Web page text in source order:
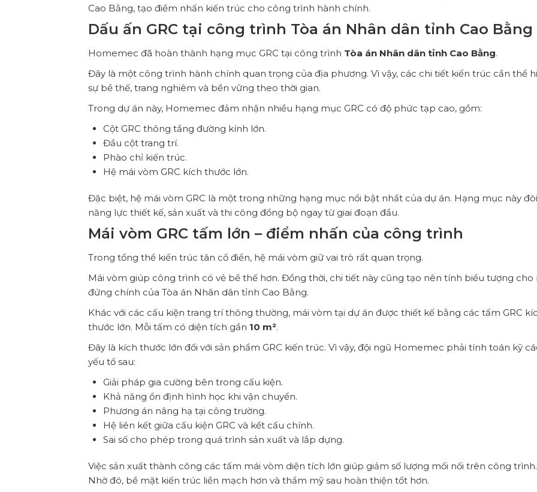
Cao Bằng, tạo điểm nhấn kiến trúc cho công trình hành chính.
Dấu ấn GRC tại công trình Tòa án Nhân dân tỉnh Cao Bằng
Homemec đã hoàn thành hạng mục GRC tại công trình Tòa án Nhân dân tỉnh Cao Bằng.
Đây là một công trình hành chính quan trọng của địa phương. Vì vậy, các chi tiết kiến trúc cần thể
sự bề thế, trang nghiêm và bền vững theo thời gian.
Trong dự án này, Homemec đảm nhận nhiều hạng mục GRC có độ phức tạp cao, gồm:
Cột GRC thông tầng đường kính lớn.
Đầu cột trang trí.
Phào chỉ kiến trúc.
Hệ mái vòm GRC kích thước lớn.
Đặc biệt, hệ mái vòm GRC là một trong những hạng mục nổi bật nhất của dự án. Hạng mục này
năng lực thiết kế, sản xuất và thi công đồng bộ ngay từ giai đoạn đầu.
Mái vòm GRC tấm lớn – điểm nhấn của công trình
Trong tổng thể kiến trúc tân cổ điển, hệ mái vòm giữ vai trò rất quan trọng.
Mái vòm giúp công trình có vẻ bề thế hơn. Đồng thời, chi tiết này cũng tạo nên tính biểu tượng cho
đứng chính của Tòa án Nhân dân tỉnh Cao Bằng.
Khác với các cấu kiện trang trí thông thường, mái vòm tại dự án được thiết kế bằng các tấm GRC
thước lớn. Mỗi tấm có diện tích gần 10 m².
Đây là kích thước lớn đối với sản phẩm GRC kiến trúc. Vì vậy, đội ngũ Homemec phải tính toán kỹ
yếu tố sau:
Giải pháp gia cường bên trong cấu kiện.
Khả năng ổn định hình học khi vận chuyển.
Phương án nâng hạ tại công trường.
Hệ liên kết giữa cấu kiện GRC và kết cấu chính.
Sai số cho phép trong quá trình sản xuất và lắp dựng.
Việc sản xuất thành công các tấm mái vòm diện tích lớn giúp giảm số lượng mối nối trên công trình.
Nhờ đó, bề mặt kiến trúc liền mạch hơn và thẩm mỹ sau hoàn thiện tốt hơn.